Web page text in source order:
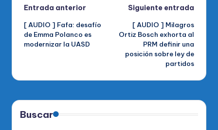
Navegación
de
entradas
Entrada anterior
[ AUDIO ] Fafa: desafío
de Emma Polanco es
modernizar la UASD
Siguiente entrada
[ AUDIO ] Milagros
Ortiz Bosch exhorta al
PRM definir una
posición sobre ley de
partidos
Buscar